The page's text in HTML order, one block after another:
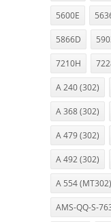
5600E
5866D
7210H
A 240 (302)
A 368 (302)
A 479 (302)
A 492 (302)
A 554 (MT302)
AMS-QQ-S-